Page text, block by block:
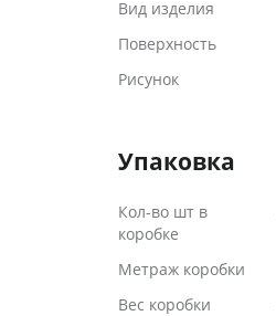
Вид изделия
Поверхность
Рисунок
Упаковка
Кол-во шт в
коробке
Метраж коробки
Вес коробки